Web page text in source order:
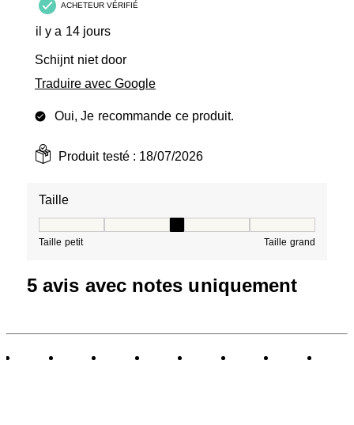
ACHETEUR VÉRIFIÉ
il y a 14 jours
Schijnt niet door
Traduire avec Google
Oui, Je recommande ce produit.
Produit testé : 18/07/2026
Taille
Taille petit Taille grand
5 avis avec notes uniquement